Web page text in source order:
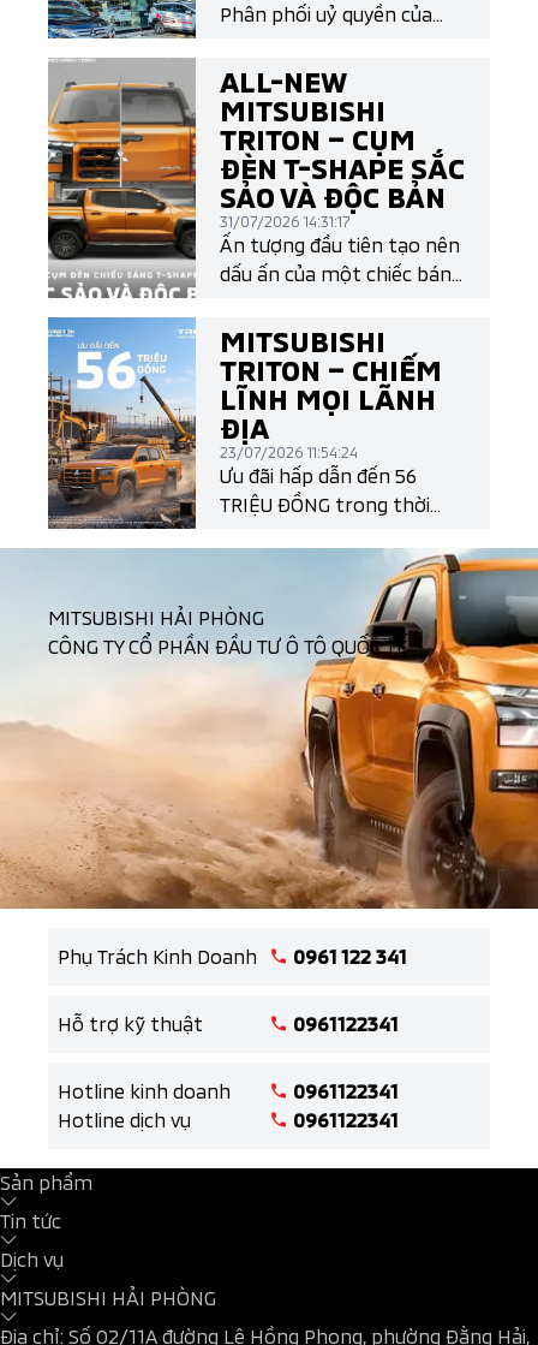
Phân phối uỷ quyền của
Nam
ALL-NEW
MITSUBISHI
TRITON – CỤM
ĐÈN T-SHAPE SẮC
SẢO VÀ ĐỘC BẢN
31/07/2026 14:31:17
Ấn tượng đầu tiên tạo nên
dấu ấn của một chiếc bán
New Mitsubishi Triton làm
điều đó một cách đầy khác
biệt với cụm đèn LED T-
Shape mang đậm ngôn
ngữ thiết kế Dynamic
Shield thế hệ mới.
MITSUBISHI
TRITON – CHIẾM
LĨNH MỌI LÃNH
ĐỊA
23/07/2026 11:54:24
Ưu đãi hấp dẫn đến 56
TRIỆU ĐỒNG trong thời
MITSUBISHI HẢI PHÒNG
CÔNG TY CỔ PHẦN ĐẦU TƯ Ô TÔ QUỐC TẾ
Phụ Trách Kinh Doanh 0961 122 341
Hỗ trợ kỹ thuật 0961122341
Hotline kinh doanh
Hotline dịch vụ
0961122341
0961122341
Sản phẩm
Tin tức
Dịch vụ
MITSUBISHI HẢI PHÒNG
Địa chỉ: Số 02/11A đường Lê Hồng Phong, phường Đằng Hải,